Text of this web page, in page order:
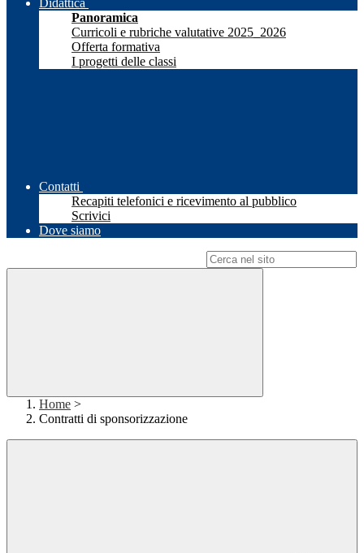
Didattica
Panoramica
Curricoli e rubriche valutative 2025_2026
Offerta formativa
I progetti delle classi
Contatti
Recapiti telefonici e ricevimento al pubblico
Scrivici
Dove siamo
Home >
Contratti di sponsorizzazione